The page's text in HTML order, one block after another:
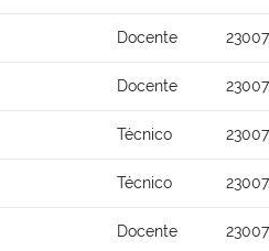
Docente
Docente
Técnico
Técnico
Docente